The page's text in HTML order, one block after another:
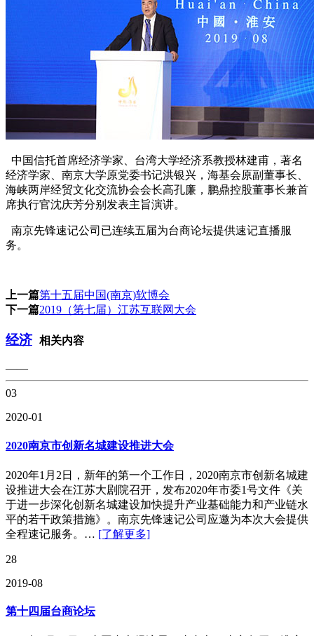
中国信托首席经济学家、台湾大学经济系教授林建甫，著名
经济学家、南京大学原党委书记洪银兴，海基会原副董事长、
海峡两岸经贸文化交流协会会长高孔廉，鹏鼎控股董事长兼首
席执行官沈庆芳分别发表主旨演讲。
南京先锋速记公司已连续五届为台商论坛提供速记直播服
务。
上一篇第十五届中国(南京)软博会
下一篇2019（第七届）江苏互联网大会
经济 相关内容
——
03
2020-01
2020南京市创新名城建设推进大会
2020年1月2日，新年的第一个工作日，2020南京市创新名城建
设推进大会在江苏大剧院召开，发布2020年市委1号文件《关
于进一步深化创新名城建设加快提升产业基础能力和产业链水
平的若干政策措施》。南京先锋速记公司应邀为本次大会提供
全程速记服务。… [了解更多]
28
2019-08
第十四届台商论坛